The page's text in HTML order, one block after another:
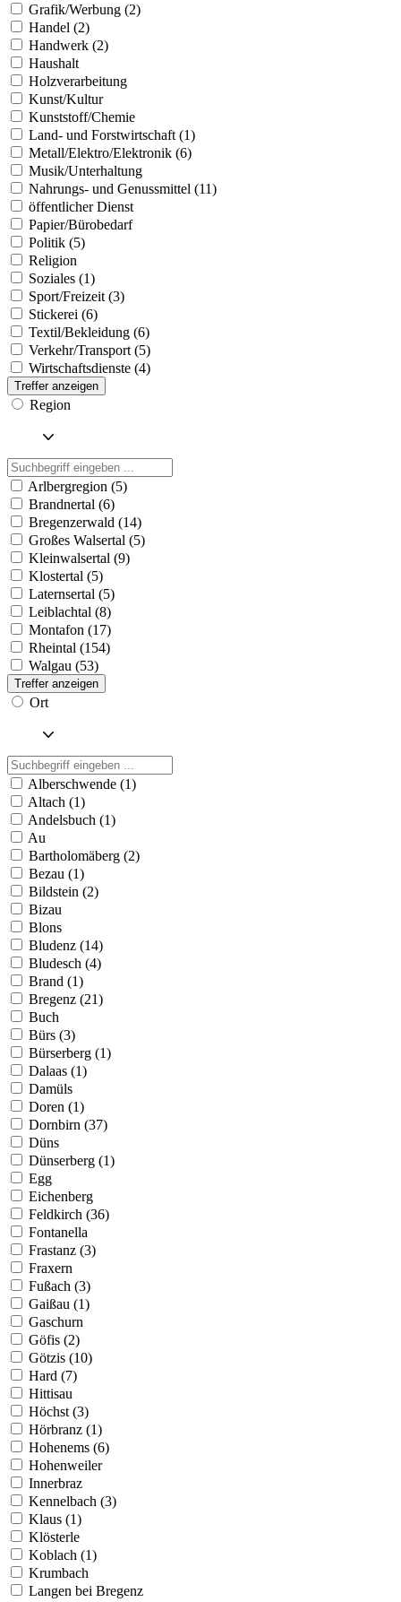
Grafik/Werbung (2)
Handel (2)
Handwerk (2)
Haushalt
Holzverarbeitung
Kunst/Kultur
Kunststoff/Chemie
Land- und Forstwirtschaft (1)
Metall/Elektro/Elektronik (6)
Musik/Unterhaltung
Nahrungs- und Genussmittel (11)
öffentlicher Dienst
Papier/Bürobedarf
Politik (5)
Religion
Soziales (1)
Sport/Freizeit (3)
Stickerei (6)
Textil/Bekleidung (6)
Verkehr/Transport (5)
Wirtschaftsdienste (4)
Treffer anzeigen
Region
Arlbergregion (5)
Brandnertal (6)
Bregenzerwald (14)
Großes Walsertal (5)
Kleinwalsertal (9)
Klostertal (5)
Laternsertal (5)
Leiblachtal (8)
Montafon (17)
Rheintal (154)
Walgau (53)
Treffer anzeigen
Ort
Alberschwende (1)
Altach (1)
Andelsbuch (1)
Au
Bartholomäberg (2)
Bezau (1)
Bildstein (2)
Bizau
Blons
Bludenz (14)
Bludesch (4)
Brand (1)
Bregenz (21)
Buch
Bürs (3)
Bürserberg (1)
Dalaas (1)
Damüls
Doren (1)
Dornbirn (37)
Düns
Dünserberg (1)
Egg
Eichenberg
Feldkirch (36)
Fontanella
Frastanz (3)
Fraxern
Fußach (3)
Gaißau (1)
Gaschurn
Göfis (2)
Götzis (10)
Hard (7)
Hittisau
Höchst (3)
Hörbranz (1)
Hohenems (6)
Hohenweiler
Innerbraz
Kennelbach (3)
Klaus (1)
Klösterle
Koblach (1)
Krumbach
Langen bei Bregenz